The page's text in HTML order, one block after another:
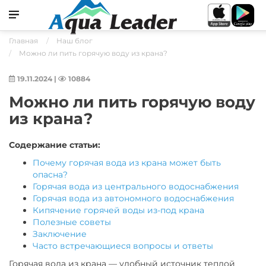
Главная
Наш блог
Можно ли пить горячую воду из крана?
19.11.2024 | 10884
Можно ли пить горячую воду
из крана?
Содержание статьи:
Почему горячая вода из крана может быть
опасна?
Горячая вода из центрального водоснабжения
Горячая вода из автономного водоснабжения
Кипячение горячей воды из-под крана
Полезные советы
Заключение
Часто встречающиеся вопросы и ответы
Горячая вода из крана — удобный источник теплой